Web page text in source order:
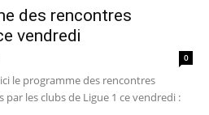
des rencontres
vendredi
0
le programme des rencontres
les clubs de Ligue 1 ce vendredi :